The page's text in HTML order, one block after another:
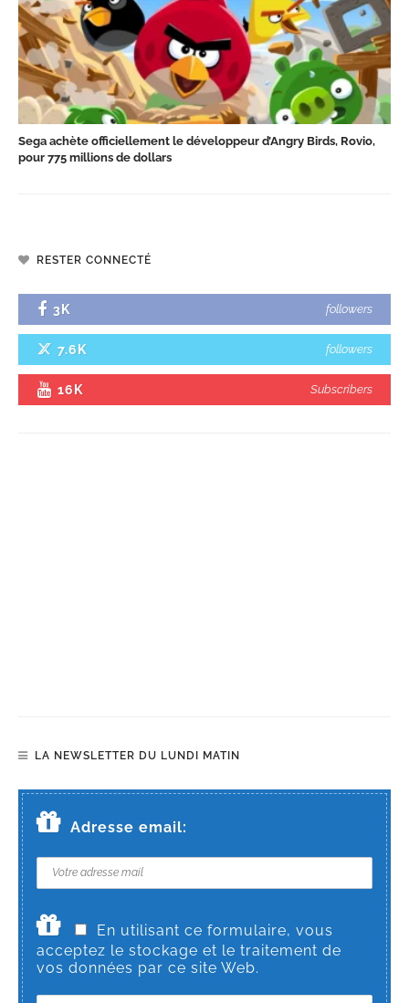
Sega achète officiellement le développeur d’Angry Birds, Rovio,
pour 775 millions de dollars
RESTER CONNECTÉ
3K followers
7.6K followers
16K Subscribers
LA NEWSLETTER DU LUNDI MATIN
Adresse email:
En utilisant ce formulaire, vous
acceptez le stockage et le traitement de
vos données par ce site Web.